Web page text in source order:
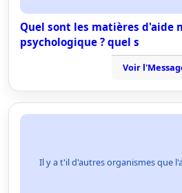
Quel sont les matières d'aide
psychologique ? quel s
Voir
Il y a t'il d'autres organismes que